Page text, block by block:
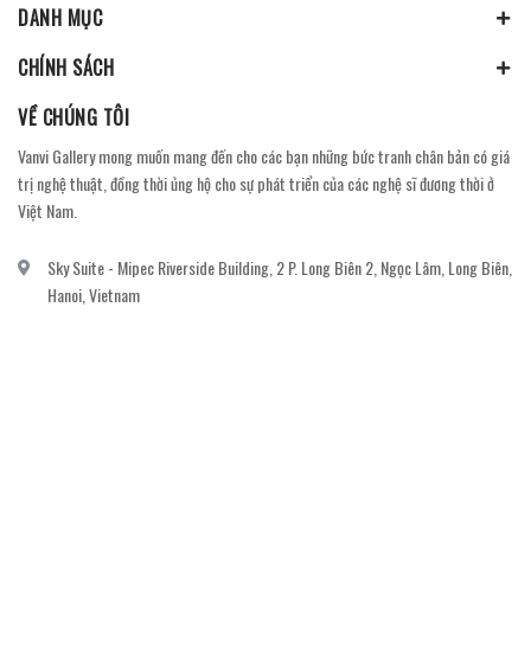
DANH MỤC
CHÍNH SÁCH
VỀ CHÚNG TÔI
Vanvi Gallery mong muốn mang đến cho các bạn những bức tranh chân bản có giá
trị nghệ thuật, đồng thời ủng hộ cho sự phát triển của các nghệ sĩ đương thời ở
Việt Nam.
Sky Suite - Mipec Riverside Building, 2 P. Long Biên 2, Ngọc Lâm, Long Biên,
Hanoi, Vietnam